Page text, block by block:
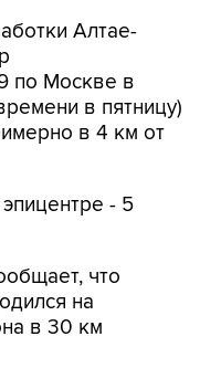
Алтае-
по Москве в
в пятницу)
в 4 км от
- 5
что
на
в 30 км